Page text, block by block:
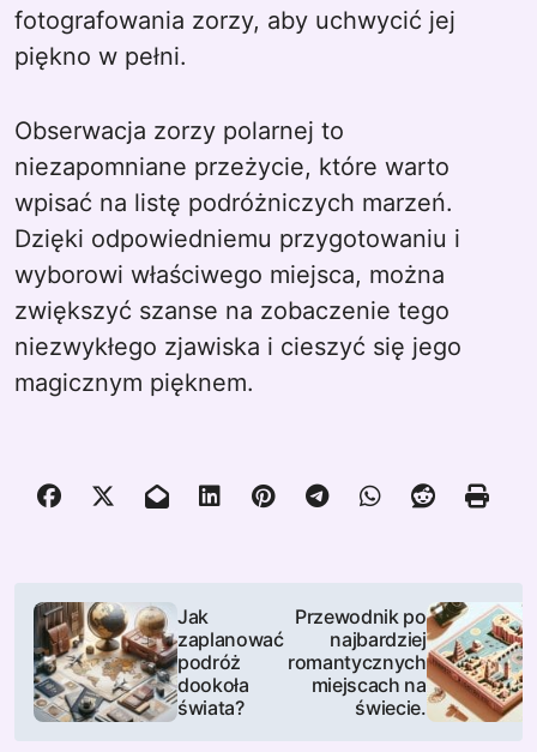
fotografowania zorzy, aby uchwycić jej
piękno w pełni.
Obserwacja zorzy polarnej to
niezapomniane przeżycie, które warto
wpisać na listę podróżniczych marzeń.
Dzięki odpowiedniemu przygotowaniu i
wyborowi właściwego miejsca, można
zwiększyć szanse na zobaczenie tego
niezwykłego zjawiska i cieszyć się jego
magicznym pięknem.
N
w
Jak
zaplanować
podróż
dookoła
świata?
Przewodnik po
najbardziej
romantycznych
miejscach na
świecie.